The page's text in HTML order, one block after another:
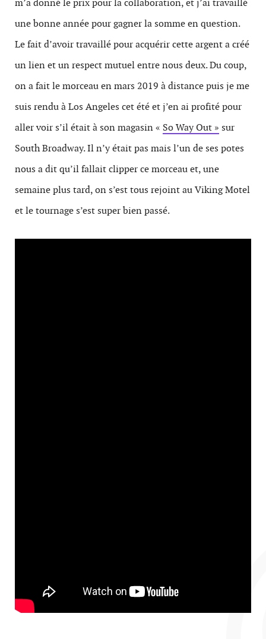
m’a donné le prix pour la collaboration, et j’ai travaillé
une bonne année pour gagner la somme en question.
Le fait d’avoir travaillé pour acquérir cette argent a créé
un lien et un respect mutuel entre nous deux. Du coup,
on a fait le morceau en mars 2019 à distance puis je me
suis rendu à Los Angeles cet été et j’en ai profité pour
aller voir s’il était à son magasin « So Way Out » sur
South Broadway. Il n’y était pas mais l’un de ses potes
nous a dit qu’il fallait clipper ce morceau et, une
semaine plus tard, on s’est tous rejoint au Viking Motel
et le tournage s’est super bien passé.